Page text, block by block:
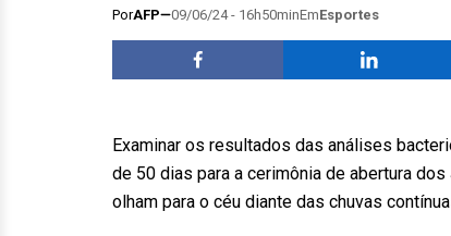
PorAFP 09/06/24 - 16h50minEmEsportes
Examinar os resultados das análises
de 50 dias para a cerimônia de abertura
olham para o céu diante das chuvas